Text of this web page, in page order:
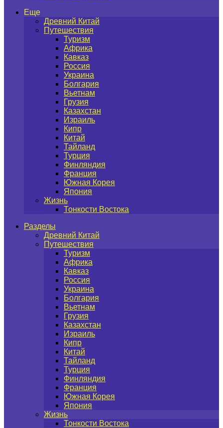
Еще
Древний Китай
Путешествия
Туризм
Африка
Кавказ
Россия
Украина
Болгария
Вьетнам
Грузия
Казахстан
Израиль
Кипр
Китай
Тайланд
Турция
Финляндия
Франция
Южная Корея
Япония
Жизнь
Тонкости Востока
Разделы
Древний Китай
Путешествия
Туризм
Африка
Кавказ
Россия
Украина
Болгария
Вьетнам
Грузия
Казахстан
Израиль
Кипр
Китай
Тайланд
Турция
Финляндия
Франция
Южная Корея
Япония
Жизнь
Тонкости Востока